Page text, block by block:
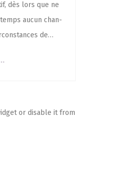
dès lors que ne
aucun chan­
de…
or disable it from